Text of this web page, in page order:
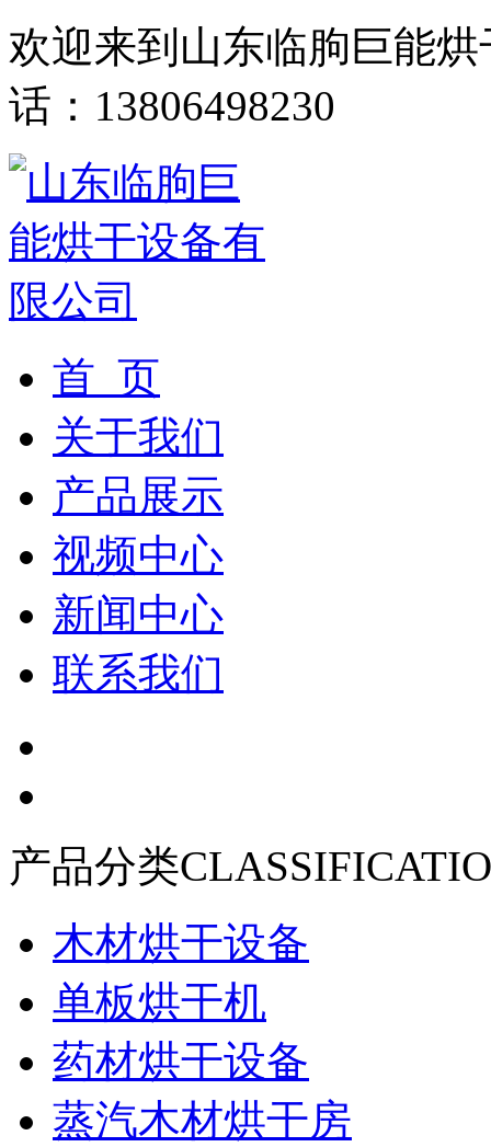
欢迎来到山东临朐巨能
话：13806498230
首 页
关于我们
产品展示
视频中心
新闻中心
联系我们
产品分类
木材烘干设备
单板烘干机
药材烘干设备
蒸汽木材烘干房